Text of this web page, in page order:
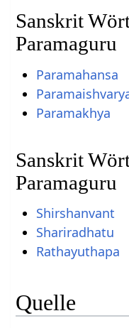
Sanskrit
Paramaguru
Paramahansa
Paramakhya
Sanskrit
Paramaguru
Shirshanvant
Shariradhatu
Rathayuthapa
Quelle